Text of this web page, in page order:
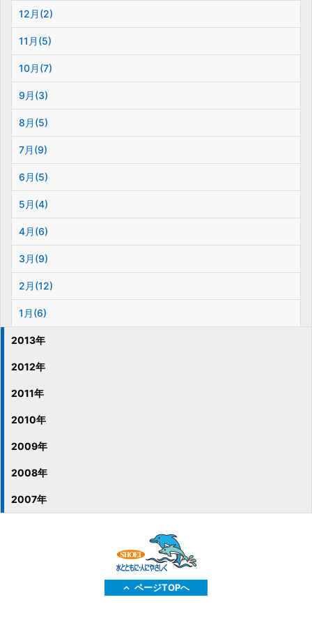
12月(2)
11月(5)
10月(7)
9月(3)
8月(5)
7月(9)
6月(5)
5月(4)
4月(6)
3月(9)
2月(12)
1月(6)
2013年
2012年
2011年
2010年
2009年
2008年
2007年
ページTOPへ